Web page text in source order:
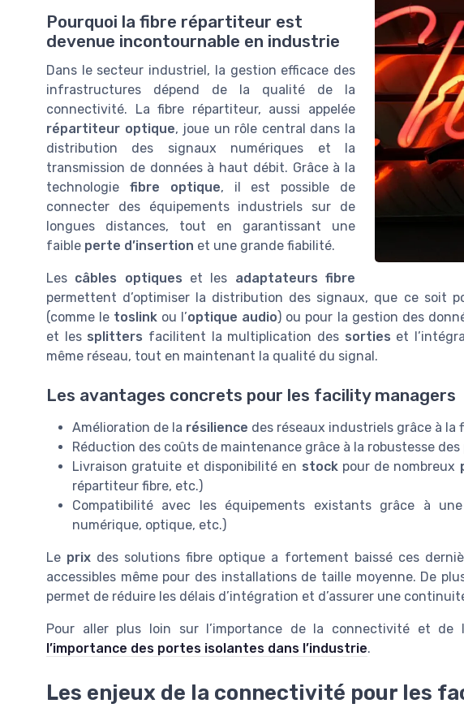
Pourquoi la fibre répartiteur est
devenue incontournable en industrie
Dans le secteur industriel, la gestion efficace des
infrastructures dépend de la qualité de la
connectivité. La fibre répartiteur, aussi appelée
répartiteur optique, joue un rôle central dans la
distribution des signaux numériques et la
transmission de données à haut débit. Grâce à la
technologie fibre optique, il est possible de
connecter des équipements industriels sur de
longues distances, tout en garantissant une
faible perte d’insertion et une grande fiabilité.
Les câbles optiques et les adaptateurs fibre
permettent d’optimiser la distribution des signaux, que ce soit
(comme le toslink ou l’optique audio) ou pour la gestion des
et les splitters facilitent la multiplication des sorties et
même réseau, tout en maintenant la qualité du signal.
Les avantages concrets pour les facility managers
Amélioration de la résilience des réseaux industriels grâce à la
Réduction des coûts de maintenance grâce à la robustesse des
Livraison gratuite et disponibilité en stockpour de nombreux
répartiteur fibre, etc.)
Compatibilité avec les équipements existants grâce à
numérique, optique, etc.)
Le prix des solutions fibre optique a fortement baissé ces
accessibles même pour des installations de taille moyenne. De
permet de réduire les délais d’intégration et d’assurer une
Pour aller plus loin sur l’importance de la connectivité et de
l’importance des portes isolantes dans l’industrie.
Les enjeux de la connectivité pour les